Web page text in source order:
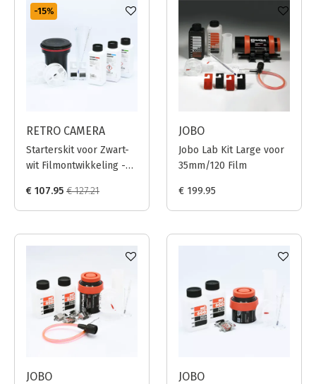
-15%
RETRO CAMERA
Starterskit voor Zwart-
wit Filmontwikkeling -
€ 107.95 € 127.21
JOBO
Jobo Lab Kit Large voor
35mm/120 Film
€ 199.95
JOBO JOBO